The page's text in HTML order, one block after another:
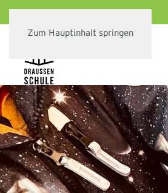
Zum Hauptinhalt springen